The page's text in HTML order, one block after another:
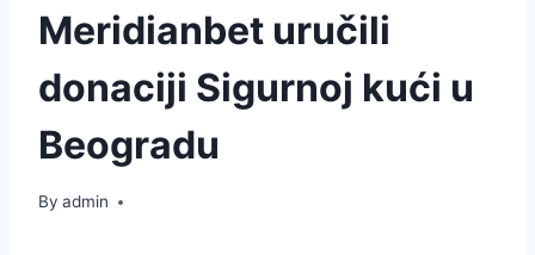
Meridianbet uručili
donaciji Sigurnoj kući u
Beogradu
By admin